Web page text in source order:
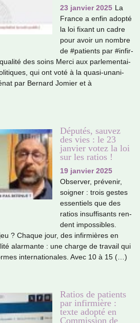
23 janvier 2025 La
France a enfin adopté
la loi fixant un cadre
pour avoir un nombre
de #pa­tients par #in­fir­
des soins Merci aux par­le­men­tai­
qui ont voté à la quasi-una­ni­
par Bernard Jomier et à
Députés, sauvez
des vies : le 23
janvier votez la loi
sur les ratios !
19 janvier 2025
Observer, pré­ve­nir,
soi­gner : trois gestes
essen­tiels que des
ratios insuf­fi­sants ren­
dent impos­si­bles.
? Chaque jour, des infir­miè­res en
alar­mante : une charge de tra­vail qui
inter­na­tio­na­les. Avec 10 à 15 (…)
Ratios de patients
par infirmière :
texte adopté en
Commission de